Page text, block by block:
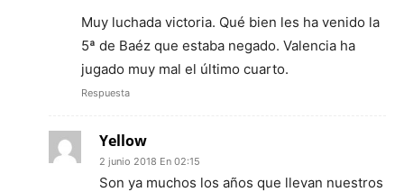
Muy luchada victoria. Qué bien les ha venido la
5ª de Baéz que estaba negado. Valencia ha
jugado muy mal el último cuarto.
Respuesta
Yellow
2 junio 2018 En 02:15
Son ya muchos los años que llevan nuestros